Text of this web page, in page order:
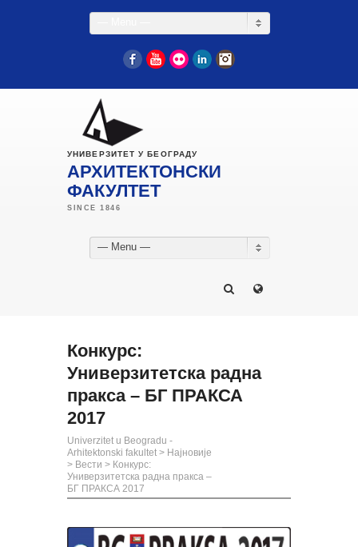
FacebookYouTube
Flickr LinkedIn
УНИВЕРЗИТЕТ У БЕОГРАДУ
АРХИТЕКТОНСКИ
ФАКУЛТЕТ
— Menu —
Конкурс:
Универзитетска радна
пракса – БГ ПРАКСА
2017
Univerzitet u Beogradu -
Arhitektonski fakultet > Најновије
> Вести > Конкурс:
Универзитетска радна пракса –
БГ ПРАКСА 2017